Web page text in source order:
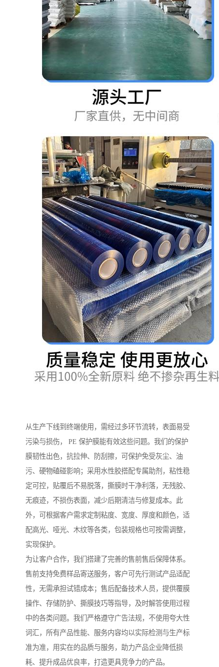
从生产下线到终端使用，需经过多环节流转，表面易受
污染与损伤， PE 保护膜能有效这些问题。我们的保护
膜韧性出色，抗拉伸、防刮擦，可保护免受灰尘、油
污、硬物磕碰影响；采用水性胶搭配专属助剂，粘性稳
定可控，贴覆后不易脱落，撕膜时干净利落，无残胶、
无痕迹，不损伤表面，减少后期清洁与修复成本。此
外，可根据客户需求定制粘度、宽度、厚度和颜色，适
配高光、哑光、木纹等各类，包装规格也可按需调整，
实现保护。
为让客户合作，我们搭建了完善的售前售后保障体系。
售前支持免费样品寄送服务，客户可先行测试产品适配
性，无需承担试错成本；售后配备技术人员，提供覆膜
操作、存储防护、撕膜技巧等指导，及时解答使用过程
中的各类问题。我们严格遵守广告法规，不使用夸大性
词汇，所有产品性能、服务内容均以实际检测与生产标
准为准，用实在的品质与服务，助力产品企业降低损
耗、提升成品优良率，打造更具竞争力的产品。